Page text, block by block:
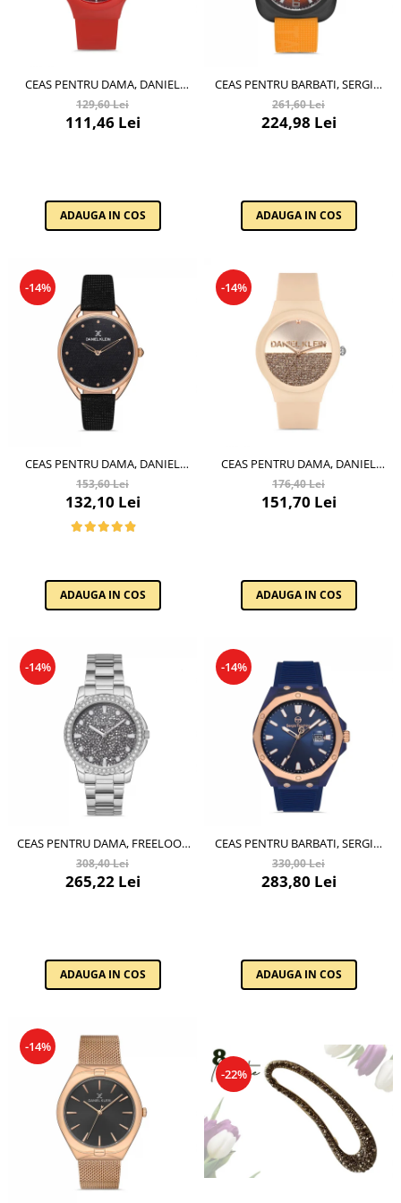
CEAS PENTRU DAMA, DANIEL
KLEIN DKLN, DK.1.12713.4
129,60 Lei
111,46 Lei
ADAUGA IN COS
CEAS PENTRU BARBATI, SERGIO
TACCHINI STREAMLINE,
ST.1.10092.3
261,60 Lei
224,98 Lei
ADAUGA IN COS
-14%
CEAS PENTRU DAMA, DANIEL
KLEIN TRENDY, DK.1.12938.5
153,60 Lei
132,10 Lei
ADAUGA IN COS
-14%
CEAS PENTRU DAMA, DANIEL
KLEIN DKLN, DK.1.12978.3
176,40 Lei
151,70 Lei
ADAUGA IN COS
-14%
CEAS PENTRU DAMA, FREELOOK
BELLE, FL.1.10226.1
308,40 Lei
265,22 Lei
ADAUGA IN COS
-14%
CEAS PENTRU BARBATI, SERGIO
TACCHINI STREAMLINE,
ST.1.10197.4
330,00 Lei
283,80 Lei
ADAUGA IN COS
-14%
-22%